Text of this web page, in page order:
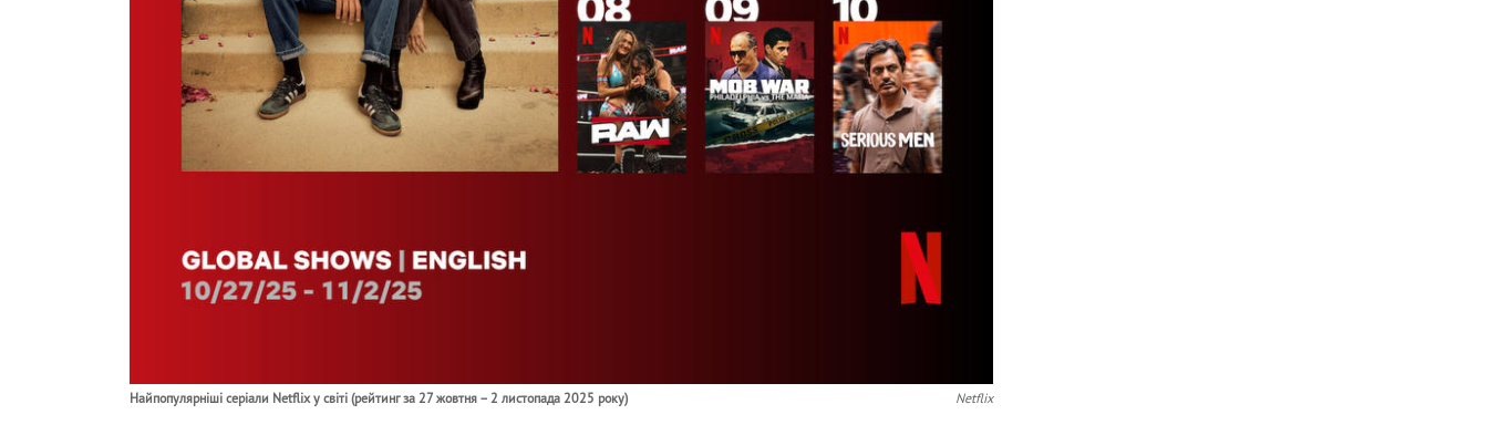
Найпопулярніші серіали Netflix у світі (рейтинг за 27 жовтня – 2 листопада 2025 року) Netflix